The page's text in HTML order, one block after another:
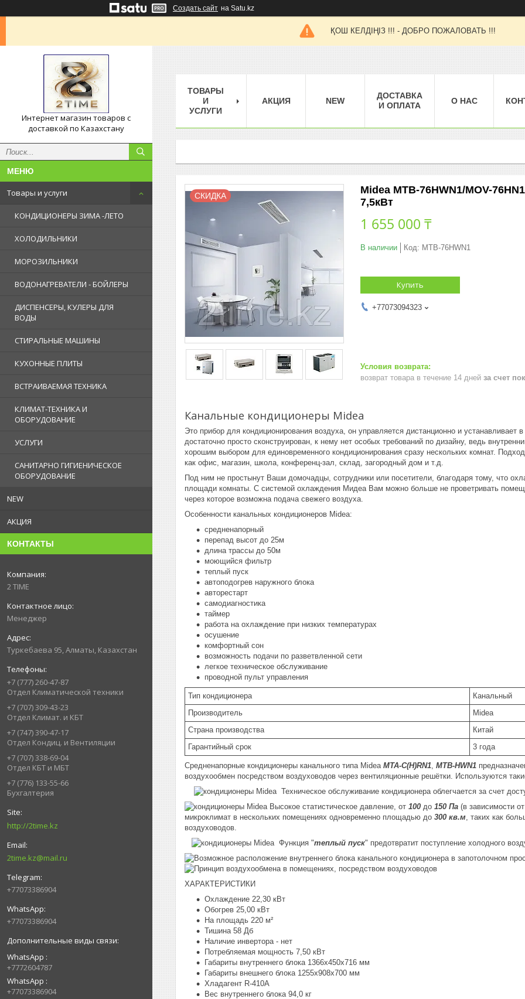
Создать сайт на Satu.kz
ҚОШ КЕЛДІҢІЗ !!! - ДОБРО ПОЖАЛОВАТЬ !!!
Интернет магазин товаров с
доставкой по Казахстану
Товары и услуги
КОНДИЦИОНЕРЫ ЗИМА -ЛЕТО
ХОЛОДИЛЬНИКИ
МОРОЗИЛЬНИКИ
ВОДОНАГРЕВАТЕЛИ - БОЙЛЕРЫ
ДИСПЕНСЕРЫ, КУЛЕРЫ ДЛЯ
ВОДЫ
СТИРАЛЬНЫЕ МАШИНЫ
КУХОННЫЕ ПЛИТЫ
ВСТРАИВАЕМАЯ ТЕХНИКА
КЛИМАТ-ТЕХНИКА И
ОБОРУДОВАНИЕ
УСЛУГИ
САНИТАРНО ГИГИЕНИЧЕСКОЕ
ОБОРУДОВАНИЕ
NEW
АКЦИЯ
КОНТАКТЫ
2 TIME
Менеджер
Туркебаева 95, Алматы, Казахстан
+7 (777) 260-47-87
Отдел Климатической техники
+7 (707) 309-43-23
Отдел Климат. и КБТ
+7 (747) 390-47-17
Отдел Кондиц. и Вентиляции
+7 (707) 338-69-04
Отдел КБТ и МБТ
+7 (776) 133-55-66
Бухгалтерия
http://2time.kz
2time.kz@mail.ru
+77073386904
+77073386904
WhatsApp
+7772604787
WhatsApp
+77073386904
ТОВАРЫ
И
УСЛУГИ
АКЦИЯ NEW
ДОСТАВКА
И ОПЛАТА
О НАС
СКИДКА
Midea MTB-76HWN1/MOV-
7,5кВт
1 655 000 ₸
В наличии Код: MTB-76HWN1
Купить
+77073094323
возврат товара в течение 14 дней за счет
Канальные кондиционеры Midea
Это прибор для кондиционирования воздуха, он управляется дистанционно и
достаточно просто сконструирован, к нему нет особых требований по дизайну, ведь
хорошим выбором для единовременного кондиционирования сразу нескольких комнат.
как офис, магазин, школа, конференц-зал, склад, загородный дом и т.д.
Под ним не простынут Ваши домочадцы, сотрудники или посетители, благодаря тому, что
площади комнаты. С системой охлаждения Мидеа Вам можно больше не проветривать
через которое возможна подача свежего воздуха.
Особенности канальных кондиционеров Midea:
средненапорный
перепад высот до 25м
длина трассы до 50м
моющийся фильтр
теплый пуск
автоподогрев наружного блока
авторестарт
самодиагностика
таймер
работа на охлаждение при низких температурах
осушение
комфортный сон
возможность подачи по разветвленной сети
легкое техническое обслуживание
проводной пульт управления
Тип кондиционера
Канальный
Производитель
Midea
Страна производства
Китай
Гарантийный срок
3 года
Средненапорные кондиционеры канального типа Midea MTA-C(H)RN1 MTB-HWN1
воздухообмен посредством воздуховодов через вентиляционные решётки. Используются
Техническое обслуживание кондиционера облегчается за счет
Высокое статистическое давление, от 100 до 150 Па (в зависимости
микроклимат в нескольких помещениях одновременно площадью до 300 кв.м , таких как
воздуховодов.
Функция "теплый пуск" предотвратит поступление холодного
ХАРАКТЕРИСТИКИ
Охлаждение 22,30 кВт
Обогрев 25,00 кВт
На площадь 220 м²
Тишина 58 Дб
Наличие инвертора - нет
Потребляемая мощность 7,50 кВт
Габариты внутреннего блока 1366х450х716 мм
Габариты внешнего блока 1255х908х700 мм
Хладагент R-410A
Вес внутреннего блока 94,0 кг